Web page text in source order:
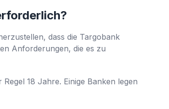
dass die Targobank
Anforderungen, die es zu
18 Jahre. Einige Banken legen